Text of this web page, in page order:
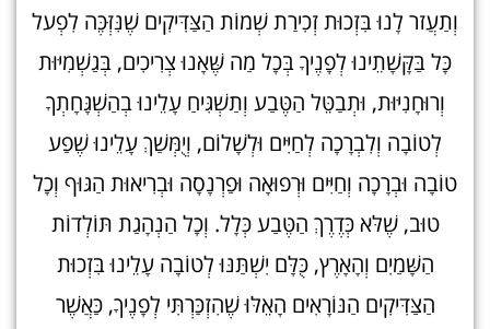
וְתַעֲזר לָנוּ בִּזְכוּת זְכִירַת שְׁמוֹת הַצַּדִּיקִים שֶׁנִּזְּכֶּה לִפְעל
כָּל בַּקָּשָׁתֵינוּ לְפָנֶיךָ בְּכָל מַה שֶּׁאָנוּ צְרִיכִים, בְּגַשְׁמִיּוּת
וְרוּחָנִיּוּת, וּתְבַטֵּל הַטֶּבַע וְתַשְׁגִּיחַ עָלֵינוּ בְהַשְׁגָּחָתְךָ
לְטוֹבָה וְלִבְרָכָה לְחַיִּים וּלְשָׁלוֹם, וְיֻמְּשַׁךְ עָלֵינוּ שֶׁפַע
טוֹבָה וּבְרָכָה וְחַיִּים וּרְפוּאָה וּפַרְנָסָה וּבְרִיאוּת הַגּוּף וְכָל
טוּב, שֶׁלּא כְּדֶרֶךְ הַטֶּבַע כְּלָל. וְכָל הַנְהָגַת תּוֹלְדוֹת
הַשָּׁמַיִם וְהָאָרֶץ, כֻּלָּם יִשְׁתַּנּוּ לְטוֹבָה עָלֵינוּ בִּזְכוּת
הַצַּדִּיקִים הַנּוֹרָאִים הָאֵלּוּ שֶׁהִזְכַּרְתִּי לְפָנֶיךָ, כַּאֲשֶׁר